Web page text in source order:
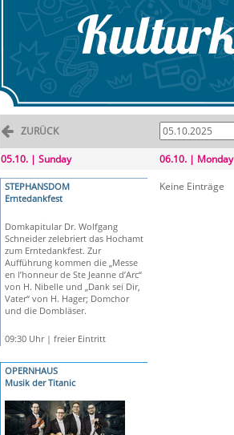
ZURÜCK
05.10. | Sunday
STEPHANSDOM
Erntedankfest
Domkapitular Dr. Wolfgang
Schneider zelebriert das Hochamt
zum Erntedankfest. Zur
Aufführung kommen die „Messe
en l’honneur de Ste Jeanne d’Arc“
von H. Nibelle und „Dank sei Dir,
Vater“ von H. Hager; Domchor
und die Dombläser.
09:30 Uhr | freier Eintritt
OPERNHAUS
Musik der Titanic
06.10. | Monday
Keine Einträge